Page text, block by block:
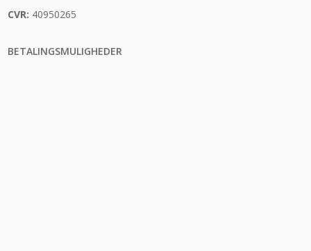
CVR: 40950265
BETALINGSMULIGHEDER